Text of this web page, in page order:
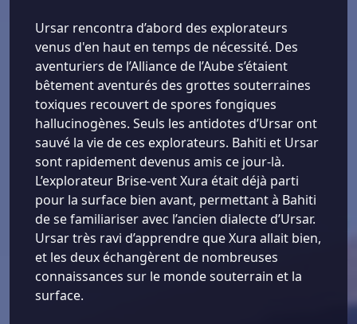
Ursar rencontra d’abord des explorateurs
venus d'en haut en temps de nécessité. Des
aventuriers de l’Alliance de l’Aube s’étaient
bêtement aventurés des grottes souterraines
toxiques recouvert de spores fongiques
hallucinogènes. Seuls les antidotes d’Ursar ont
sauvé la vie de ces explorateurs. Bahiti et Ursar
sont rapidement devenus amis ce jour-là.
L’explorateur Brise-vent Xura était déjà parti
pour la surface bien avant, permettant à Bahiti
de se familiariser avec l’ancien dialecte d’Ursar.
Ursar très ravi d’apprendre que Xura allait bien,
et les deux échangèrent de nombreuses
connaissances sur le monde souterrain et la
surface.